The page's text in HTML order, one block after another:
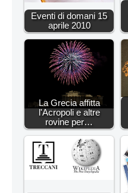
Eventi di domani 15
aprile 2010
La Grecia affitta
l'Acropoli e altre
rovine per…